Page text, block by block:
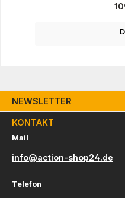
NEWSLETTER
KONTAKT
Mail
info@action-shop24.de
Telefon